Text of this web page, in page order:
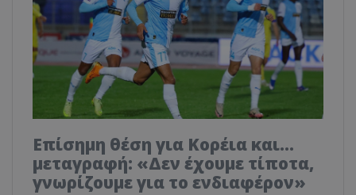
Επίσημη θέση για Κορέια και...
μεταγραφή: «Δεν έχουμε τίποτα,
γνωρίζουμε για το ενδιαφέρον»